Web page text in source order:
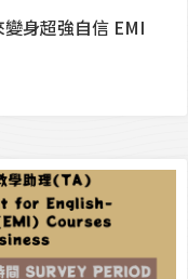
身超強自信 EMI